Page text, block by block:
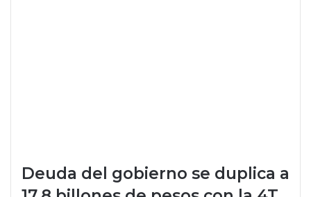
17.8 billones de pesos con la 4T
El ‘guardadito’ de la 4T sigue sin